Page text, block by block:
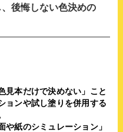
後悔しない色決めの
見本だけで決めない」こと
ョンや試し塗りを併用する
や紙のシミュレーション」